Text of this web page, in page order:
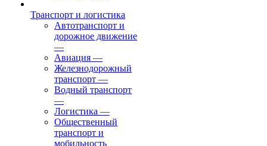
Транспорт и логистика
Автотранспорт и
дорожное движение
—
Авиация —
Железнодорожный
транспорт —
Водный транспорт
—
Логистика —
Общественный
транспорт и
мобильность